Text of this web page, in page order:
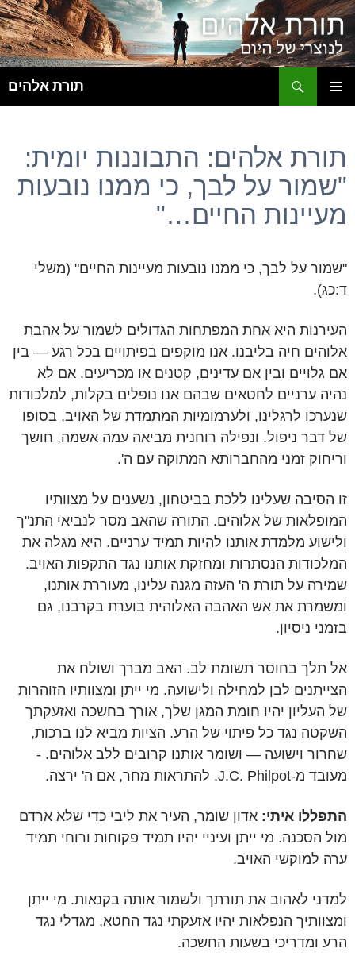
תורת אלהים
תורת אלהים: התבוננות יומית:
"שמור על לבך, כי ממנו נובעות
מעיינות החיים…"
"שמור על לבך, כי ממנו נובעות מעיינות החיים" (משלי
ד:כג).
העירנות היא אחת המפתחות הגדולים לשמור על אהבת
אלוהים חיה בליבנו. אנו מוקפים בפיתויים בכל רגע — בין
אם גלויים ובין אם עדינים, קטנים או מכריעים. אם לא
נהיה ערניים לחטאים שבהם אנו נופלים בקלות, למלכודות
שנערכו לרגלינו, ולערמומיות המתמדת של האויב, בסופו
של דבר ניפול. ונפילה רוחנית מביאה עמה אשמה, חושך
וריחוק זמני מהחברותא המתוקה עם ה'.
זו הסיבה שעלינו ללכת בביטחון, נשענים על מצוותיו
המופלאות של אלוהים. התורה שהאב מסר לנביאי התנ"ך
ולישוע מלמדת אותנו להיות תמיד ערניים. היא מגלה את
המלכודות הנסתרות ומחזקת אותנו נגד התקפות האויב.
שמירה על תורת ה' העזה מגנה עלינו, מעוררת אותנו,
ומשמרת את אש האהבה האלוהית בוערת בקרבנו, גם
בזמני ניסיון.
אל תלך בחוסר תשומת לב. האב מברך ושולח את
הצייתנים לבן למחילה ולישועה. מי ייתן ומצוותיו הזוהרות
של העליון יהיו חומת המגן שלך, אורך בחשכה ואזעקתך
השקטה נגד כל פיתוי של הרע. הציות מביא לנו ברכות,
שחרור וישועה — ושומר אותנו קרובים ללב אלוהים. -
מעובד מ-J.C. Philpot. להתראות מחר, אם ה' ירצה.
התפללו איתי: אדון שומר, העיר את ליבי כדי שלא ארדם
מול הסכנה. מי ייתן ועיניי יהיו תמיד פקוחות ורוחי תמיד
ערה למוקשי האויב.
למדני לאהוב את תורתך ולשמור אותה בקנאות. מי ייתן
ומצוותיך הנפלאות יהיו אזעקתי נגד החטא, מגדלי נגד
הרע ומדריכי בשעות החשכה.